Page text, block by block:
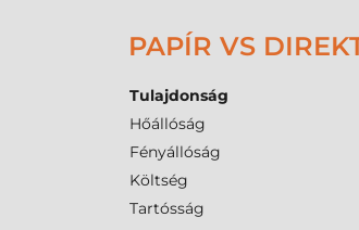
PAPÍR VS
Tulajdonság
Hőállóság
Fényállóság
Költség
Tartósság